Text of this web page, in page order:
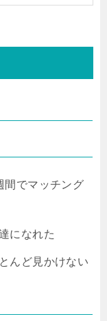
間でマッチング
になれた
んど見かけない